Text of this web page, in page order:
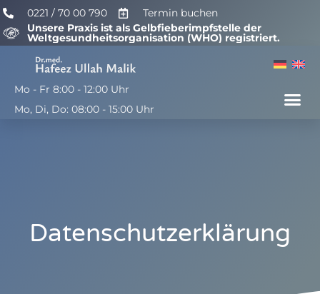
0221 / 70 00 790
Termin buchen
Unsere Praxis ist als Gelbfieberimpfstelle der
Weltgesundheitsorganisation (WHO) registriert.
Mo - Fr 8:00 - 12:00 Uhr
Mo, Di, Do: 08:00 - 15:00 Uhr
Datenschutzerklärung